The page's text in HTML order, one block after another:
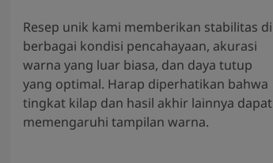
Resep unik kami memberikan stabilitas di
berbagai kondisi pencahayaan, akurasi
warna yang luar biasa, dan daya tutup
yang optimal. Harap diperhatikan bahwa
tingkat kilap dan hasil akhir lainnya dapat
memengaruhi tampilan warna.